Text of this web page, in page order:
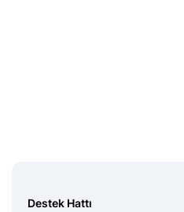
Destek Hattı